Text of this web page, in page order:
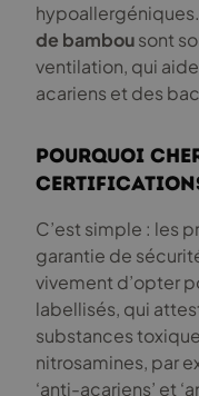
de bambousont
ventilation, qui
acariens et des
Pourquoi
C’est simple : les
garantie de
vivement d’opter
labellisés, qui
substances
nitrosamines, par
‘anti-acariens’ et